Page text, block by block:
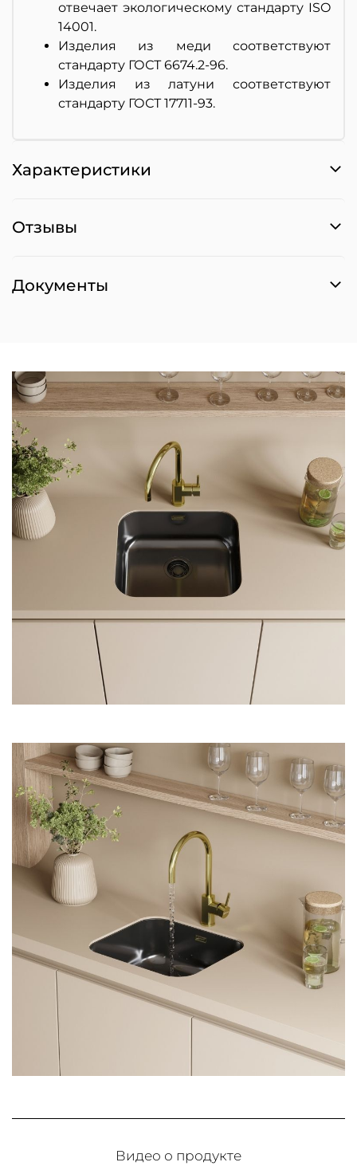
отвечает экологическому стандарту ISO
14001.
Изделия из меди соответствуют
стандарту ГОСТ 6674.2-96.
Изделия из латуни соответствуют
стандарту ГОСТ 17711-93.
Характеристики
Отзывы
Документы
Видео о продукте